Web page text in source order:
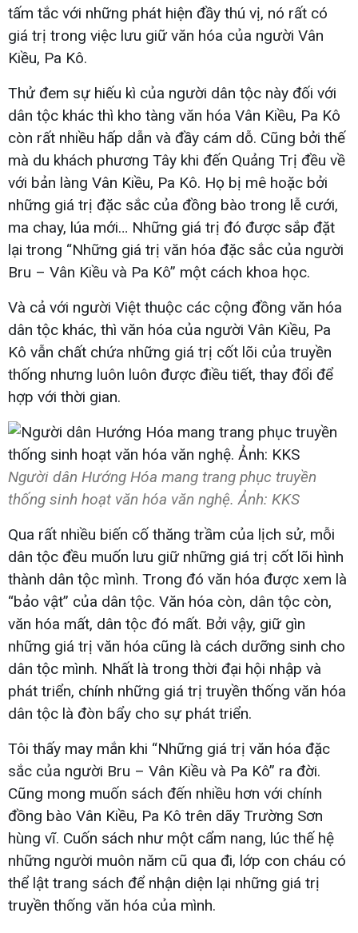
tấm tắc với những phát hiện đầy thú vị, nó rất có
giá trị trong việc lưu giữ văn hóa của người Vân
Kiều, Pa Kô.
Thử đem sự hiếu kì của người dân tộc này đối với
dân tộc khác thì kho tàng văn hóa Vân Kiều, Pa Kô
còn rất nhiều hấp dẫn và đầy cám dỗ. Cũng bởi thế
mà du khách phương Tây khi đến Quảng Trị đều về
với bản làng Vân Kiều, Pa Kô. Họ bị mê hoặc bởi
những giá trị đặc sắc của đồng bào trong lễ cưới,
ma chay, lúa mới… Những giá trị đó được sắp đặt
lại trong “Những giá trị văn hóa đặc sắc của người
Bru – Vân Kiều và Pa Kô” một cách khoa học.
Và cả với người Việt thuộc các cộng đồng văn hóa
dân tộc khác, thì văn hóa của người Vân Kiều, Pa
Kô vẫn chất chứa những giá trị cốt lõi của truyền
thống nhưng luôn luôn được điều tiết, thay đổi để
hợp với thời gian.
Người dân Hướng Hóa mang trang phục truyền
thống sinh hoạt văn hóa văn nghệ. Ảnh: KKS
Qua rất nhiều biến cố thăng trầm của lịch sử, mỗi
dân tộc đều muốn lưu giữ những giá trị cốt lõi hình
thành dân tộc mình. Trong đó văn hóa được xem là
“bảo vật” của dân tộc. Văn hóa còn, dân tộc còn,
văn hóa mất, dân tộc đó mất. Bởi vậy, giữ gìn
những giá trị văn hóa cũng là cách dưỡng sinh cho
dân tộc mình. Nhất là trong thời đại hội nhập và
phát triển, chính những giá trị truyền thống văn hóa
dân tộc là đòn bẩy cho sự phát triển.
Tôi thấy may mắn khi “Những giá trị văn hóa đặc
sắc của người Bru – Vân Kiều và Pa Kô” ra đời.
Cũng mong muốn sách đến nhiều hơn với chính
đồng bào Vân Kiều, Pa Kô trên dãy Trường Sơn
hùng vĩ. Cuốn sách như một cẩm nang, lúc thế hệ
những người muôn năm cũ qua đi, lớp con cháu có
thể lật trang sách để nhận diện lại những giá trị
truyền thống văn hóa của mình.